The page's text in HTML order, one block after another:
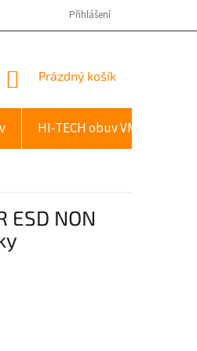
Přihlášení
NÁKUPNÍ
Prázdný košík
HI-TECH obuv VM
ESD NON